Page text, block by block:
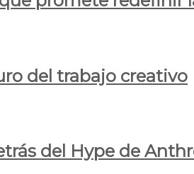
del trabajo creativo
del Hype de